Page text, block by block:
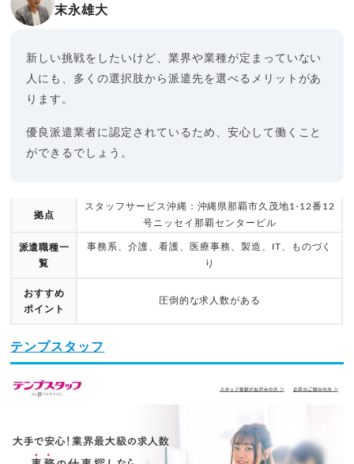
末永雄大
新しい挑戦をしたいけど、業界や業種が定まっていない
人にも、多くの選択肢から派遣先を選べるメリットがあ
ります。
優良派遣業者に認定されているため、安心して働くこと
ができるでしょう。
拠点
スタッフサービス沖縄：沖縄県那覇市久茂地1-12番12
号ニッセイ那覇センタービル
派遣職種一
覧
事務系、介護、看護、医療事務、製造、IT、ものづく
り
おすすめ
ポイント
圧倒的な求人数がある
テンプスタッフ